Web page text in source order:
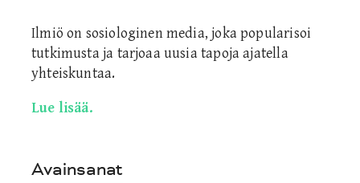
Ilmiö on sosiologinen media, joka popularisoi
tutkimusta ja tarjoaa uusia tapoja ajatella
yhteiskuntaa.
Lue lisää.
Avainsanat